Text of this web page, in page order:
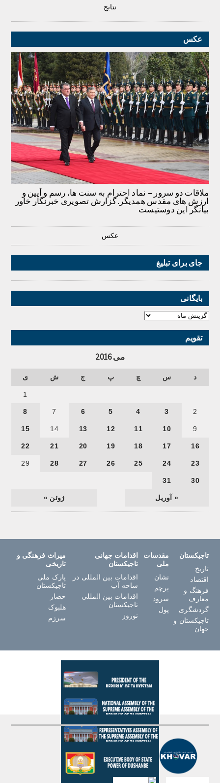
نتایج
عکس
ملاقات دو سرور – نماد احترام به سنت ها، رسم و آیین و
ارزش های مقدس همدیگر. گزارش تصویری خبرنگار خاور
بیانگر این دوستیست
عکس
جای برای تبلیغ
بایگانی
تقویم
می 2016
د س چ پ ج ش ی
« آوریل ژوئن »
1
2
3
4
5
6
7
8
9
10
11
12
13
14
15
16
17
18
19
20
21
22
23
24
25
26
27
28
29
30
31
تاجیکستان
تاریخ
اقتصاد
فرهنگ و
معارف
گردشگری
تاجیکستان و
جهان
مقدسات
ملی
نشان
پرچم
سرود
پول
اقدامات جهانی
تاجیکستان
اقدامات بین المللی در
ساحه آب
اقدامات بین المللی
تاجیکستان
نوروز
میراث فرهنگی و
تاریخی
پارک ملی
تاجیکستان
حصار
هلبوک
سرزم